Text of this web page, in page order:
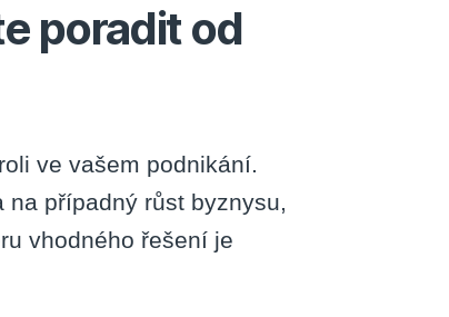
poradit od
ve vašem podnikání.
na případný růst byznysu,
vhodného řešení je